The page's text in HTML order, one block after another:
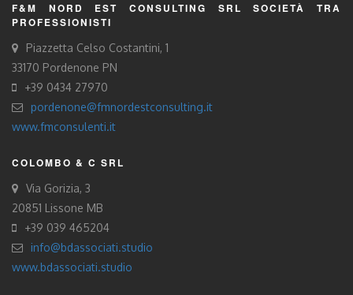
F&M NORD EST CONSULTING SRL SOCIETÀ TRA
PROFESSIONISTI
Piazzetta Celso Costantini, 1
33170 Pordenone PN
+39 0434 27970
pordenone@fmnordestconsulting.it
www.fmconsulenti.it
COLOMBO & C SRL
Via Gorizia, 3
20851 Lissone MB
+39 039 465204
info@bdassociati.studio
www.bdassociati.studio